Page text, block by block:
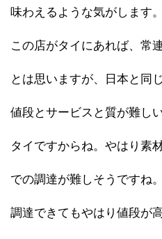
味わえるような気がします。
この店がタイにあれば、常
とは思いますが、日本と同
値段とサービスと質が難し
タイですからね。やはり素
での調達が難しそうですね。
調達できてもやはり値段が